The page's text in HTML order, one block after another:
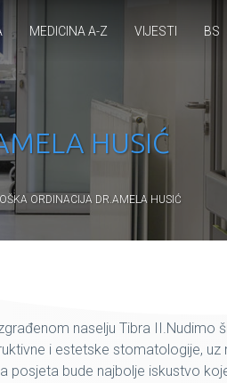
MEDICINA A-Z VIJESTI BS
HUSIĆ
ORDINACIJA DR.AMELA HUSIĆ
naselju Tibra II.Nudimo
i estetske stomatologije, uz
posjeta bude najbolje iskustvo